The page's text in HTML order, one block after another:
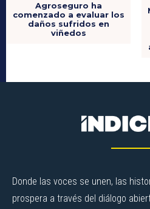
Agroseguro ha
comenzado a evaluar los
daños sufridos en
viñedos
Donde las voces se unen, las
prospera a través del diálogo